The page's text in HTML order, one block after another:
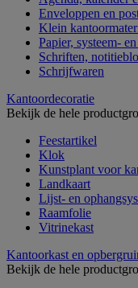
Enveloppen en
Klein
Papier, systeem-
Schriften,
Schrijfwaren
Kantoordecoratie
Bekijk de hele
Feestartikel
Klok
Kunstplant voor
Landkaart
Lijst- en
Raamfolie
Vitrinekast
Kantoorkast en
Bekijk de hele